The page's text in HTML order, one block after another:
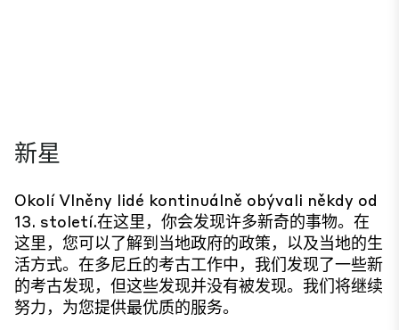
新星
Okolí Vlněny lidé kontinuálně obývali někdy od
13. století.在这里，你会发现许多新奇的事物。在
这里，您可以了解到当地政府的政策，以及当地的生
活方式。在多尼丘的考古工作中，我们发现了一些新
的考古发现，但这些发现并没有被发现。我们将继续
努力，为您提供最优质的服务。